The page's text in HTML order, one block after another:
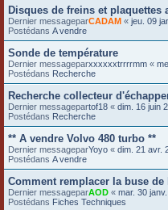
Disques de freins et plaquettes
Dernier messageparCADAM « jeu. 09
Postédans A vendre
Sonde de température
Dernier messageparxxxxxxtrrrrmm «
Postédans Recherche
Recherche collecteur
Dernier messagepartof18 « dim. 16 juin
Postédans Recherche
** A vendre Volvo 480 turbo **
Dernier messageparYoyo « dim. 21 avr.
Postédans A vendre
Comment remplacer la buse
Dernier messageparAOD « mar. 30
Postédans Fiches Techniques